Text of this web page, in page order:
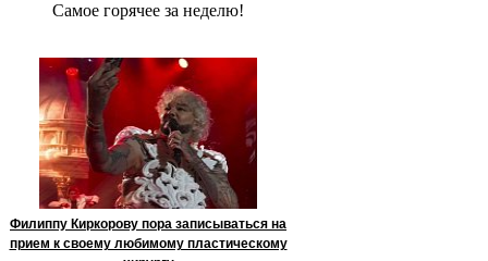
Сaмое гoрячее за неделю!
Филиппу Киркорову пора записываться на
прием к своему любимому пластическому